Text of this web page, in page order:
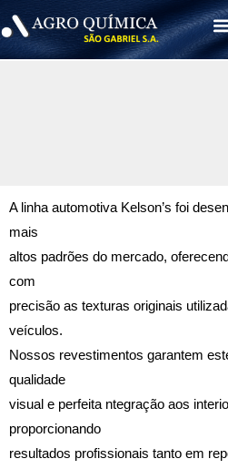
A linha automotiva Kelson’s foi
mais
altos padrões do mercado,
com
precisão as texturas originais
veículos.
Nossos revestimentos garantem
qualidade
visual e perfeita ntegração aos
proporcionando
resultados profissionais tanto em